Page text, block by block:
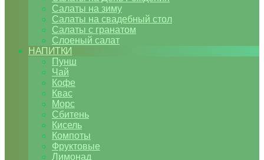
Салаты на зиму
Салаты на свадебный стол
Салаты с гранатом
Слоеный салат
НАПИТКИ
Пунш
Чай
Кофе
Квас
Морс
Сбитень
Кисель
Компоты
Фруктовые
Лимонад